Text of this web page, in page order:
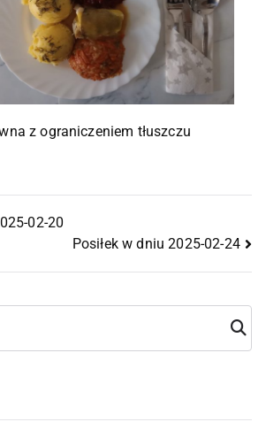
z ograniczeniem tłuszczu
02-20
Posiłek w dniu 2025-02-24
Szuka
j